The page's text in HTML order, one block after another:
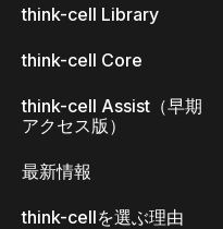
think-cell Library
think-cell Core
think-cell Assist（早期
アクセス版）
最新情報
think-cellを選ぶ理由